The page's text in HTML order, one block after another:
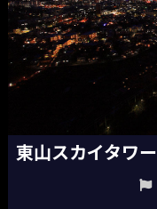
東山スカイタワー